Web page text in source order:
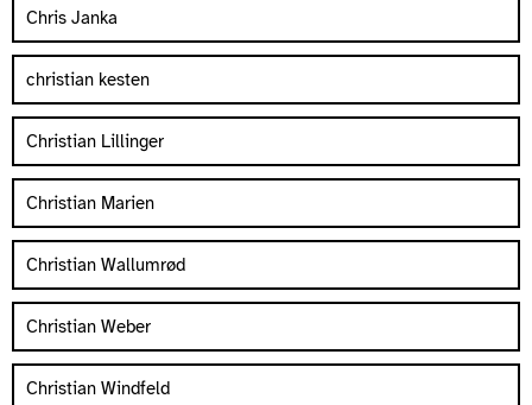
Chris Janka
christian kesten
Christian Lillinger
Christian Marien
Christian Wallumrød
Christian Weber
Christian Windfeld